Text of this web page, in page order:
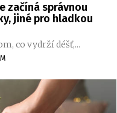
začíná správnou
jiné pro hladkou
co vydrží déšť,...